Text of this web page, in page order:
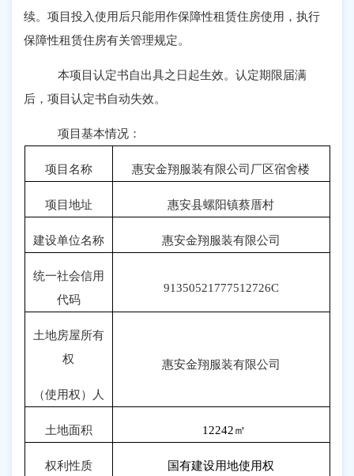
续。项目投入使用后只能用作保障性租赁住房使用，执行
保障性租赁住房有关管理规定。
本项目认定书自出具之日起生效。认定期限届满
后，项目认定书自动失效。
项目基本情况：
项目名称 惠安金翔服装有限公司厂区宿舍楼
项目地址 惠安县螺阳镇蔡厝村
建设单位名称 惠安金翔服装有限公司
统一社会信用
代码
91350521777512726C
土地房屋所有
权
（使用权）人
惠安金翔服装有限公司
土地面积 12242㎡
权利性质 国有建设用地使用权